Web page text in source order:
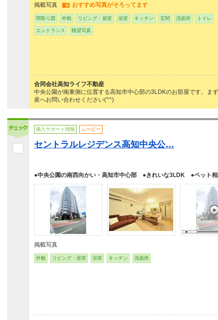
掲載写真 おすすめ写真がそろってます
間取り図 外観 リビング・居室 浴室 キッチン 玄関 洗面所 トイレ
エントランス 眺望写真
合同会社高知ライフ不動産
中央公園が南東側に位置する高知市中心部の3LDKのお部屋です。ま
産へお問い合わせください(^^)
購入サポート情報 ムービー
セントラルレジデンス高知中央公…
●中央公園の南西向かい・高知市中心部 ●きれいな3LDK ●ペット
掲載写真
外観 リビング・居室 浴室 キッチン 洗面所